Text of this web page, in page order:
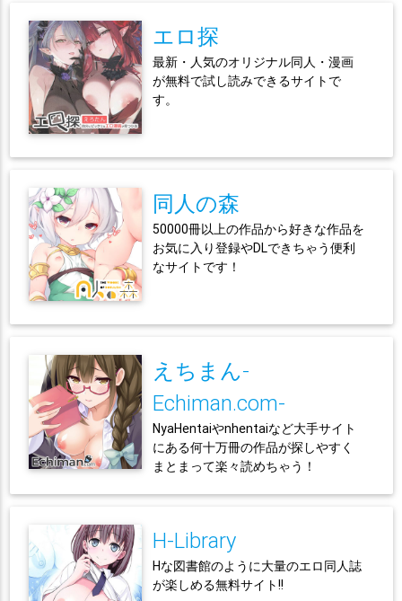
エロ探
最新・人気のオリジナル同人・漫画
が無料で試し読みできるサイトで
す。
同人の森
50000冊以上の作品から好きな作品を
お気に入り登録やDLできちゃう便利
なサイトです！
えちまん-
Echiman.com-
NyaHentaiやnhentaiなど大手サイト
にある何十万冊の作品が探しやすく
まとまって楽々読めちゃう！
H-Library
Hな図書館のように大量のエロ同人誌
が楽しめる無料サイト!!